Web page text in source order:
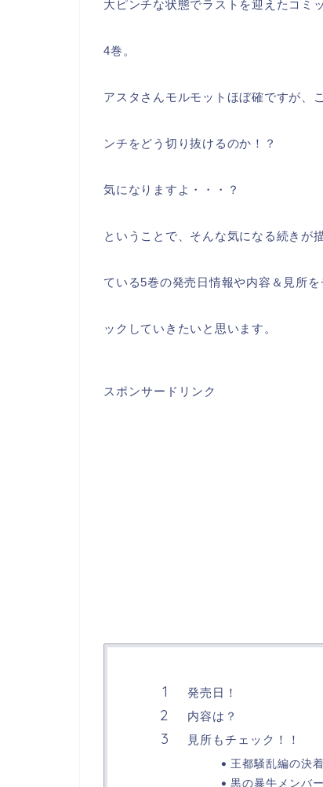
大ピンチな状態でラストを迎えたコミ
4巻。
アスタさんモルモットほぼ確ですが、
ンチをどう切り抜けるのか！？
気になりますよ・・・？
ということで、そんな気になる続きが
ている5巻の発売日情報や内容＆見所を
ックしていきたいと思います。
スポンサードリンク
発売日！
内容は？
見所もチェック！！
王都騒乱編の決着
黒の暴牛メンバ